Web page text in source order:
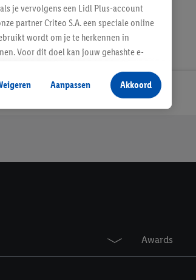
Awards
je vervolgens een Lidl Plus-account
partner Criteo S.A. een speciale online
wordt om je te herkennen in
Voor dit doel kan jouw gehashte e-
weergegeven voor producten waarin je
van een online winkel te plaatsen
en binnen verschillende
met behulp van jouw gehashte e-
S.A. beschikt, aan jou kunnen worden
en met welke
de gegevensverwerking.
cookies en vergelijkbare
doeleinden. Meer informatie,
op elk gewenst moment in te
Aanpassen Akkoord